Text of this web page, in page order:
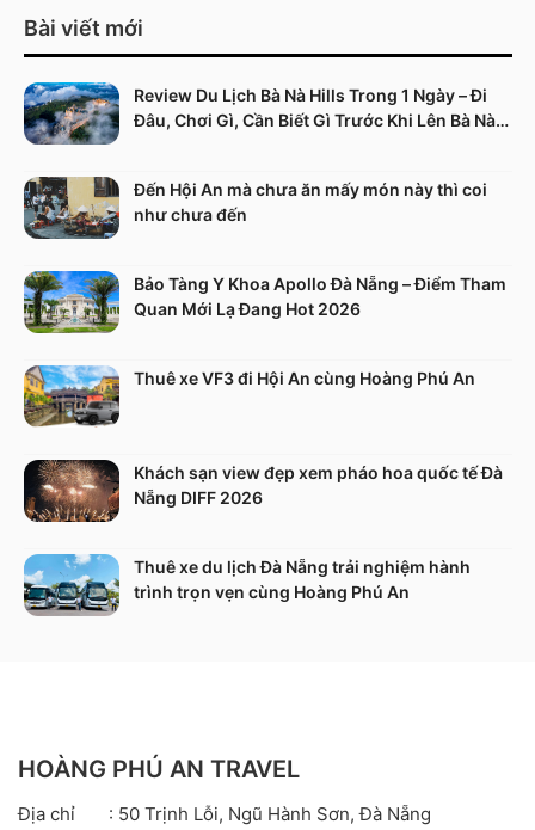
Bài viết mới
Review Du Lịch Bà Nà Hills Trong 1 Ngày – Đi
Đâu, Chơi Gì, Cần Biết Gì Trước Khi Lên Bà Nà
Đến Hội An mà chưa ăn mấy món này thì coi
như chưa đến
Bảo Tàng Y Khoa Apollo Đà Nẵng – Điểm Tham
Quan Mới Lạ Đang Hot 2026
Thuê xe VF3 đi Hội An cùng Hoàng Phú An
Khách sạn view đẹp xem pháo hoa quốc tế Đà
Nẵng DIFF 2026
Thuê xe du lịch Đà Nẵng trải nghiệm hành
trình trọn vẹn cùng Hoàng Phú An
HOÀNG PHÚ AN TRAVEL
Địa chỉ
: 50 Trịnh Lỗi, Ngũ Hành Sơn, Đà Nẵng